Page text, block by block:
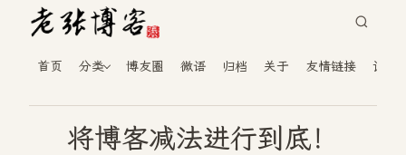
首页 分类 博友圈 微语 归档 关于 友情链接 读者
将博客减法进行到底！